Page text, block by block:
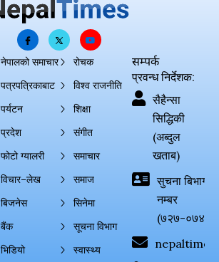
नेपालको समाचार
पत्रपत्रिकाबाट
पर्यटन
प्रदेश
फोटो ग्यालरी
विचार–लेख
बिजनेस
बैंक
भिडियो
रोचक
विश्व राजनीति
शिक्षा
संगीत
समाचार
समाज
सिनेमा
सूचना विभाग
स्वास्थ्य
सम्पर्क
प्रवन्ध निर्देशक:
सैहैन्सा
सिद्धिकी
(अब्दुल
खताब)
सुचना बिभाग
नम्बर
(७२७-०७४-